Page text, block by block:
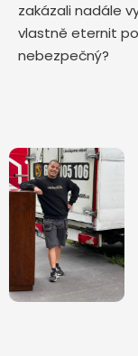
zakázali nadále
vlastně eternit
nebezpečný?